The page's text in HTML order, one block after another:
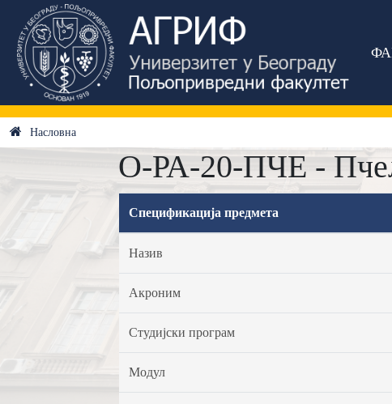
Насловна
О-РА-20-ПЧЕ -
Спецификација предмета
Назив
Акроним
Студијски програм
Модул